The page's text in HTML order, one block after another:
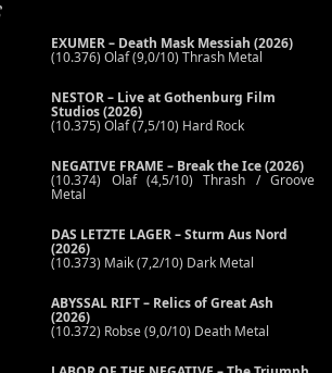
EXUMER – Death Mask Messiah (2026)
(10.376) Olaf (9,0/10) Thrash Metal
NESTOR – Live at Gothenburg Film
Studios (2026)
(10.375) Olaf (7,5/10) Hard Rock
NEGATIVE FRAME – Break the Ice (2026)
(10.374) Olaf (4,5/10) Thrash / Groove
Metal
DAS LETZTE LAGER – Sturm Aus Nord
(2026)
(10.373) Maik (7,2/10) Dark Metal
ABYSSAL RIFT – Relics of Great Ash
(2026)
(10.372) Robse (9,0/10) Death Metal